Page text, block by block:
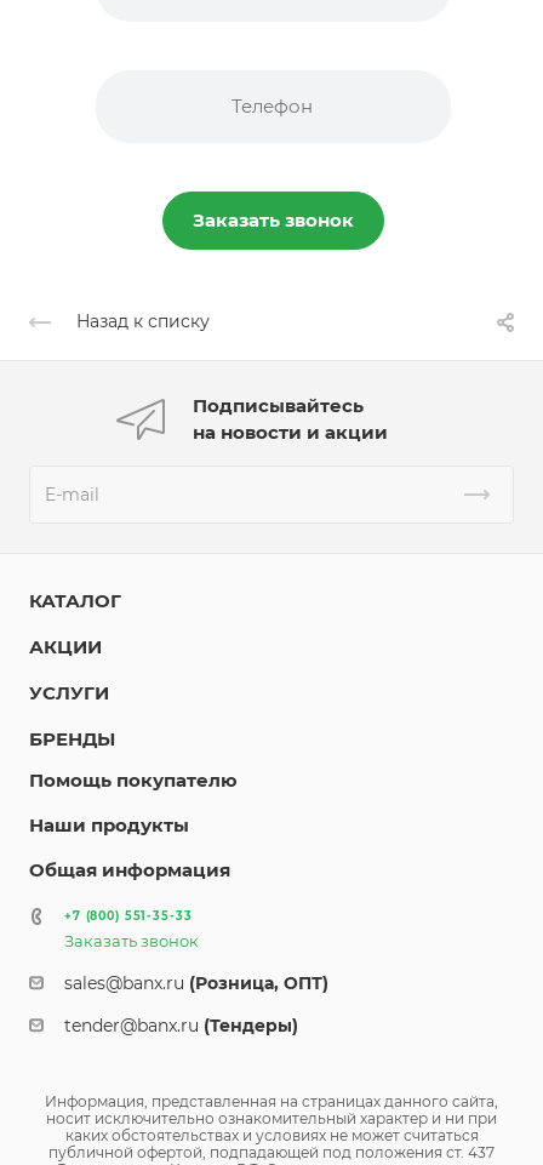
Заказать звонок
Назад к списку
Подписывайтесь
на новости и акции
КАТАЛОГ
АКЦИИ
УСЛУГИ
БРЕНДЫ
Помощь покупателю
Наши продукты
Общая информация
+7 (800) 551-35-33
Заказать звонок
sales@banx.ru (Розница, ОПТ)
tender@banx.ru (Тендеры)
Информация, представленная на страницах данного сайта,
носит исключительно ознакомительный характер и ни при
каких обстоятельствах и условиях не может считаться
публичной офертой, подпадающей под положения ст. 437